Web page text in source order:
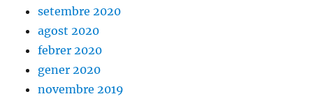
setembre 2020
agost 2020
febrer 2020
gener 2020
novembre 2019